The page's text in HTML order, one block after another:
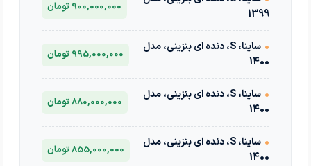
1399
900,000,000 تومان
•
ساینا، S، دنده ای بنزینی، مدل
1400
995,000,000 تومان
•
ساینا، S، دنده ای بنزینی، مدل
1400
880,000,000 تومان
•
ساینا، S، دنده ای بنزینی، مدل
1400
855,000,000 تومان